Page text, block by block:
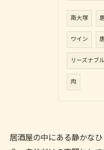
南大塚
ワイン
リーズナブル
肉
居酒屋の中にある静かな